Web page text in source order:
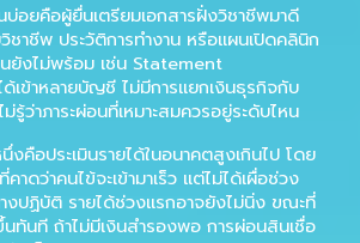
อยคือผู้ยื่นเตรียมเอกสารฝั่งวิชาชีพมาดี
ชาชีพ ประวัติการทำงาน หรือแผนเปิดคลินิก
นยังไม่พร้อม เช่น Statement
ด้เข้าหลายบัญชี ไม่มีการแยกเงินธุรกิจกับ
รู้ว่าภาระผ่อนที่เหมาะสมควรอยู่ระดับไหน
คือประเมินรายได้ในอนาคตสูงเกินไป โดย
คาดว่าคนไข้จะเข้ามาเร็ว แต่ไม่ได้เผื่อช่วง
งปฏิบัติ รายได้ช่วงแรกอาจยังไม่นิ่ง ขณะที่
นทันที ถ้าไม่มีเงินสำรองพอ การผ่อนสินเชื่อ